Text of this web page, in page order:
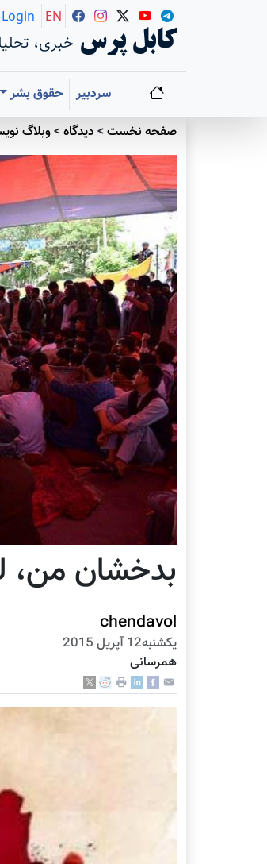
کابل پرس خبری،
Login EN
سردبیر حقوق بشر
صفحه نخست> دیدگاه>وبلاگ
بدخشان من،
chendavol
يكشنبه12 آپریل 2015
همرسانی